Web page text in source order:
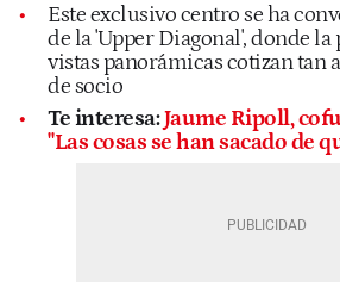
Este exclusivo centro se ha
de la 'Upper Diagonal', donde la
vistas panorámicas cotizan tan
de socio
Te interesa:Jaume Ripoll,
"Las cosas se han sacado de